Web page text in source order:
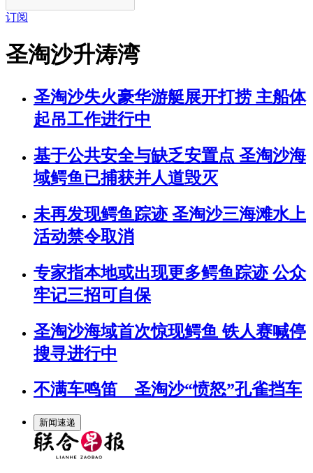
订阅
圣淘沙升涛湾
圣淘沙失火豪华游艇展开打捞 主船体
起吊工作进行中
基于公共安全与缺乏安置点 圣淘沙海
域鳄鱼已捕获并人道毁灭
未再发现鳄鱼踪迹 圣淘沙三海滩水上
活动禁令取消
专家指本地或出现更多鳄鱼踪迹 公众
牢记三招可自保
圣淘沙海域首次惊现鳄鱼 铁人赛喊停
搜寻进行中
不满车鸣笛 圣淘沙“愤怒”孔雀挡车
新闻速递